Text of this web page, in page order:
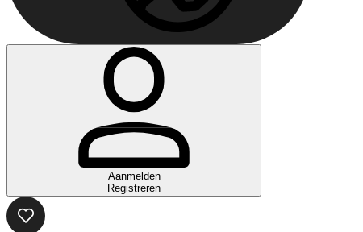
Aanmelden
Registreren